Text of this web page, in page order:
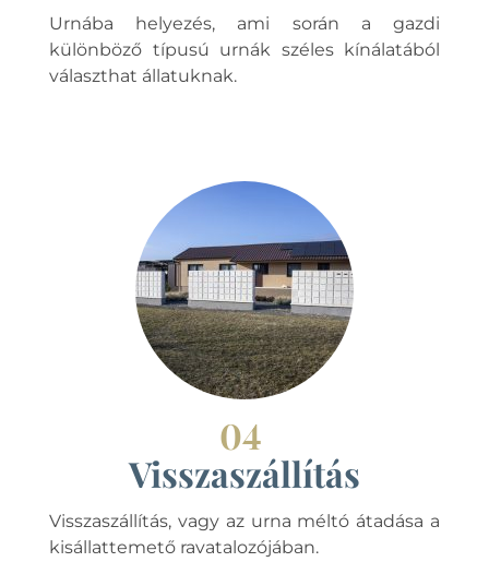
Urnába helyezés, ami során a gazdi
különböző típusú urnák széles kínálatából
választhat állatuknak.
04
Visszaszállítás
Visszaszállítás, vagy az urna méltó átadása a
kisállattemető ravatalozójában.